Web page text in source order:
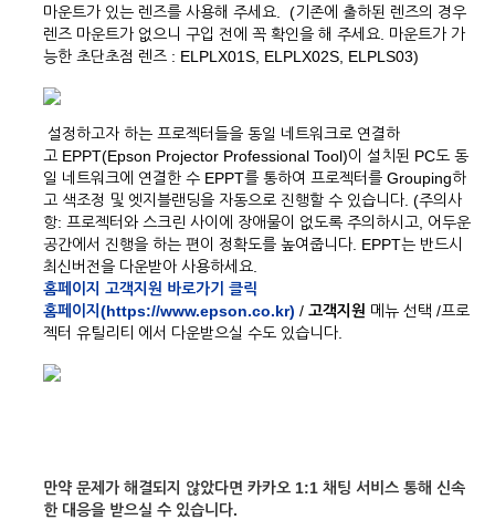
마운트가 있는 렌즈를 사용해 주세요. (기존에 출하된 렌즈의 경우
렌즈 마운트가 없으니 구입 전에 꼭 확인을 해 주세요. 마운트가 가
능한 초단초점 렌즈 : ELPLX01S, ELPLX02S, ELPLS03)
설정하고자 하는 프로젝터들을 동일 네트워크로 연결하
고 EPPT(Epson Projector Professional Tool)이 설치된 PC도 동
일 네트워크에 연결한 수 EPPT를 통하여 프로젝터를 Grouping하
고 색조정 및 엣지블랜딩을 자동으로 진행할 수 있습니다. (주의사
항: 프로젝터와 스크린 사이에 장애물이 없도록 주의하시고, 어두운
공간에서 진행을 하는 편이 정확도를 높여줍니다. EPPT는 반드시
최신버전을 다운받아 사용하세요.
홈페이지 고객지원 바로가기 클릭
홈페이지(https://www.epson.co.kr) / 고객지원 메뉴 선택 /프로
젝터 유틸리티 에서 다운받으실 수도 있습니다.
만약 문제가 해결되지 않았다면 카카오 1:1 채팅 서비스 통해 신속
한 대응을 받으실 수 있습니다.